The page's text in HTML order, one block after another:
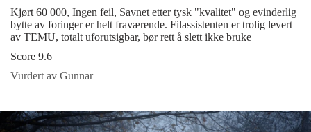
Kjørt 60 000, Ingen feil, Savnet etter tysk "kvalitet" og evinderlig
bytte av foringer er helt fraværende. Filassistenten er trolig levert
av TEMU, totalt uforutsigbar, bør rett å slett ikke bruke
Score 9.6
Vurdert av Gunnar